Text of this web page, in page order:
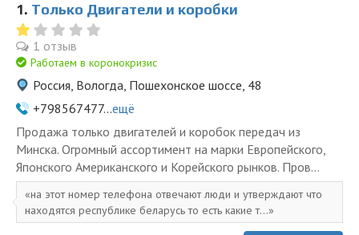
1. Только Двигатели и коробки
1 отзыв
Работаем в коронокризис
Россия, Вологда, Пошехонское шоссе, 48
+798567477...ещё
Продажа только двигателей и коробок передач из
Минска. Огромный ассортимент на марки Европейского,
Японского Американского и Корейского рынков. Пров...
на этот номер телефона отвечают люди и утверждают что
находятся республике беларусь то есть какие т...